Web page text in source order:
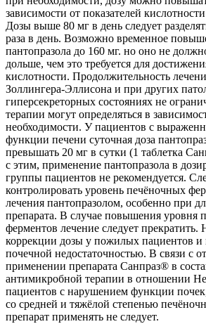
зависимости от показателей
Дозы выше 80 мг в день следует
раза в день. Возможно временное
пантопразола до 160 мг. но оно не
дольше, чем это требуется для
кислотности. Продолжительность
Золлингера-Эллисона и при других
гиперсекреторных состояниях не
терапии могут определяться в
необходимости. У пациентов с
функции печени суточная доза
превышать 20 мг в сутки (1 таблетка
с этим, применение пантопразола в
группы пациентов не рекомендуется.
контролировать уровень печёночных
лечения пантопразолом, особенно при
препарата. В случае повышения уровня
ферментов лечение следует прекратить.
коррекции дозы у пожилых пациентов и
почечной недостаточностью. В связи с
применении препарата Санпраз® в
антимикробной терапии в отношении
пациентов с нарушением функции
со средней и тяжёлой степенью
препарат применять не следует.